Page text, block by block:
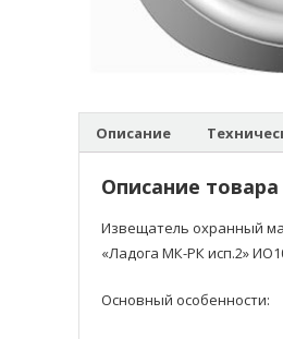
Описание
Описание товара
Извещатель охранный
«Ладога МК-РК исп.2»
Основный особенности: